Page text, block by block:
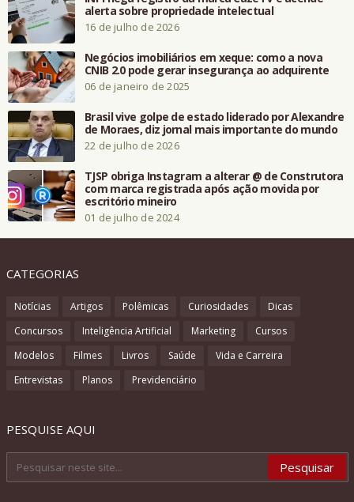
alerta sobre propriedade intelectual
16 de julho de 2026
Negócios imobiliários em xeque: como a nova
CNIB 2.0 pode gerar insegurança ao adquirente
06 de janeiro de 2025
Brasil vive golpe de estado liderado por Alexandre
de Moraes, diz jornal mais importante do mundo
22 de julho de 2026
TJSP obriga Instagram a alterar @ de Construtora
com marca registrada após ação movida por
escritório mineiro
01 de julho de 2024
CATEGORIAS
Notícias Artigos Polêmicas Curiosidades
Dicas
Concursos
Inteligência Artificial Marketing
Cursos
Modelos
Filmes Livros Saúde
Vida e Carreira
Entrevistas
Planos Previdenciário
PESQUISE AQUI